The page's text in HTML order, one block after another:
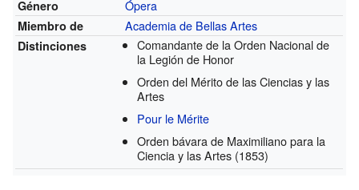
Género Ópera
Miembro de Academia de Bellas Artes
Distinciones
Comandante de la Orden Nacional de
la Legión de Honor
Orden del Mérito de las Ciencias y las
Artes
Pour le Mérite
Orden bávara de Maximiliano para la
Ciencia y las Artes (1853)